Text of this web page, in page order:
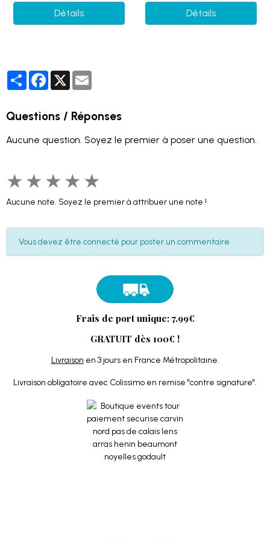
Détails Détails
PartagerFacebook
X
Questions / Réponses
Aucune question. Soyez le premier à poser une question.
★ ★ ★ ★ ★
Aucune note. Soyez le premier à attribuer une note !
Vous devez être connecté pour poster un commentaire
Frais de port unique: 7.99€
GRATUIT dès 100€ !
Livraison en 3 jours en France Métropolitaine.
Livraison obligatoire avec Colissimo en remise "contre signature".